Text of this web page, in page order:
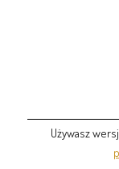
Używasz